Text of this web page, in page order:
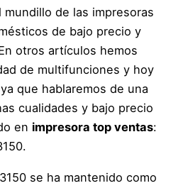
mundillo de las impresoras
de bajo precio y
otros artículos hemos
de multifunciones y hoy
que hablaremos de una
cualidades y bajo precio
en impresora top ventas:
se ha mantenido como